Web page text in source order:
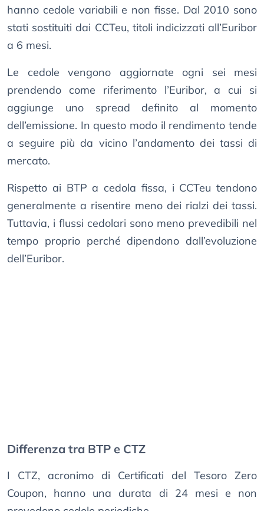
hanno cedole variabili e non fisse. Dal 2010 sono
stati sostituiti dai CCTeu, titoli indicizzati all’Euribor
a 6 mesi.
Le cedole vengono aggiornate ogni sei mesi
prendendo come riferimento l’Euribor, a cui si
aggiunge uno spread definito al momento
dell’emissione. In questo modo il rendimento tende
a seguire più da vicino l’andamento dei tassi di
mercato.
Rispetto ai BTP a cedola fissa, i CCTeu tendono
generalmente a risentire meno dei rialzi dei tassi.
Tuttavia, i flussi cedolari sono meno prevedibili nel
tempo proprio perché dipendono dall’evoluzione
dell’Euribor.
Differenza tra BTP e CTZ
I CTZ, acronimo di Certificati del Tesoro Zero
Coupon, hanno una durata di 24 mesi e non